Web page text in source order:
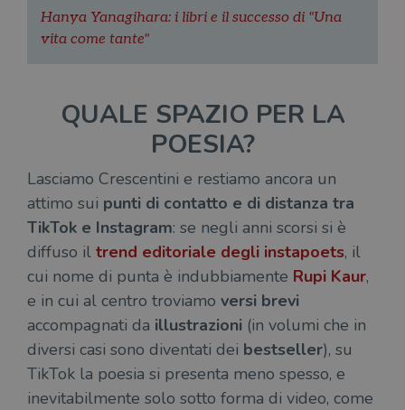
Hanya Yanagihara: i libri e il successo di "Una
vita come tante"
QUALE SPAZIO PER LA
POESIA?
Lasciamo Crescentini e restiamo ancora un
attimo sui punti di contatto e di distanza tra
TikTok e Instagram: se negli anni scorsi si è
diffuso il trend editoriale degli instapoets, il
cui nome di punta è indubbiamente Rupi Kaur,
e in cui al centro troviamo versi brevi
accompagnati da illustrazioni (in volumi che in
diversi casi sono diventati dei bestseller), su
TikTok la poesia si presenta meno spesso, e
inevitabilmente solo sotto forma di video, come